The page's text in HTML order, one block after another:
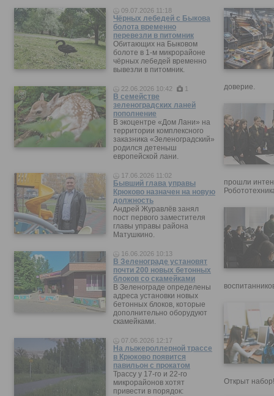
09.07.2026 11:18
Чёрных лебедей с Быкова
болота временно
перевезли в питомник
Обитающих на Быковом
болоте в 1-м микрорайоне
чёрных лебедей временно
вывезли в питомник.
22.06.2026 10:42 1
В семействе
зеленоградских ланей
пополнение
В экоцентре «Дом Лани» на
территории комплексного
заказника «Зеленоградский»
родился детеныш
европейской лани.
17.06.2026 11:02
Бывший глава управы
Крюково назначен на новую
должность
Андрей Журавлёв занял
пост первого заместителя
главы управы района
Матушкино.
16.06.2026 10:13
В Зеленограде установят
почти 200 новых бетонных
блоков со скамейками
В Зеленограде определены
адреса установки новых
бетонных блоков, которые
дополнительно оборудуют
скамейками.
07.06.2026 12:17
На лыжероллерной трассе
в Крюково появится
павильон с прокатом
Трассу у 17-го и 22-го
микрорайонов хотят
привести в порядок:
доверие.
прошли
Открыт набор!